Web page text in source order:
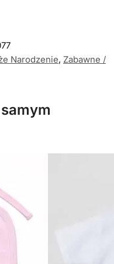
Narodzenie, Zabawne /